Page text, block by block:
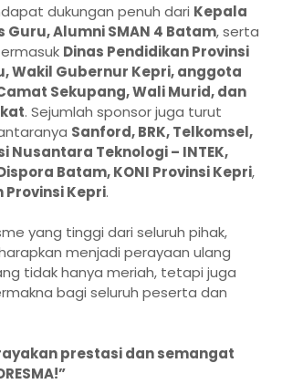
dukungan penuh dari Kepala
Guru, Alumni SMAN 4 Batam, serta
Dinas Pendidikan Provinsi
Wakil Gubernur Kepri, anggota
Camat Sekupang, Wali Murid, dan
. Sejumlah sponsor juga turut
Sanford, BRK, Telkomsel,
Nusantara Teknologi – INTEK,
Batam, KONI Provinsi Kepri,
Provinsi Kepri.
yang tinggi dari seluruh pihak,
menjadi perayaan ulang
tidak hanya meriah, tetapi juga
bagi seluruh peserta dan
prestasi dan semangat